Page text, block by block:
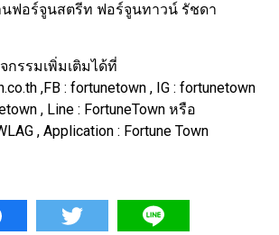
นฟอร์จูนสตรีท ฟอร์จูนทาวน์ รัชดา
กรรมเพิ่มเติมได้ที่
,FB : fortunetown , IG : fortunetown
, Line : FortuneTown หรือ
, Application : Fortune Town